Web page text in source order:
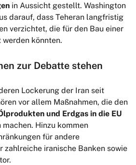
in Aussicht gestellt. Washington
darauf, dass Teheran langfristig
verzichtet, die für den Bau einer
könnten.
zur Debatte stehen
Lockerung der Iran seit
vor allem Maßnahmen, die den
und Erdgas in die EU
Hinzu kommen
für andere
zahlreiche iranische Banken sowie